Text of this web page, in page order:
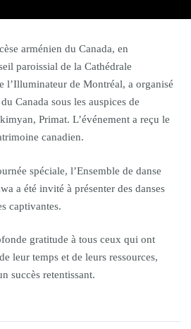
arménien du Canada, en
paroissial de la Cathédrale
l’Illuminateur de Montréal, a organisé
Canada sous les auspices de
Primat. L’événement a reçu le
canadien.
spéciale, l’Ensemble de danse
a été invité à présenter des danses
captivantes.
gratitude à tous ceux qui ont
leur temps et de leurs ressources,
succès retentissant.